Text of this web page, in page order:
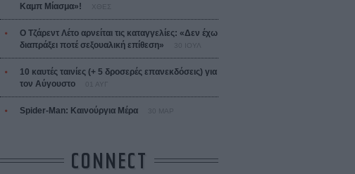
Καμπ Μίασμα»!
ΧΘΕΣ
Ο Τζάρεντ Λέτο αρνείται τις καταγγελίες: «Δεν έχω
διαπράξει ποτέ σεξουαλική επίθεση»
10 καυτές ταινίες (+ 5 δροσερές επανεκδόσεις) για
τον Αύγουστο
Spider-Man: Καινούργια Μέρα 30 ΜΑΡ
CONNECT